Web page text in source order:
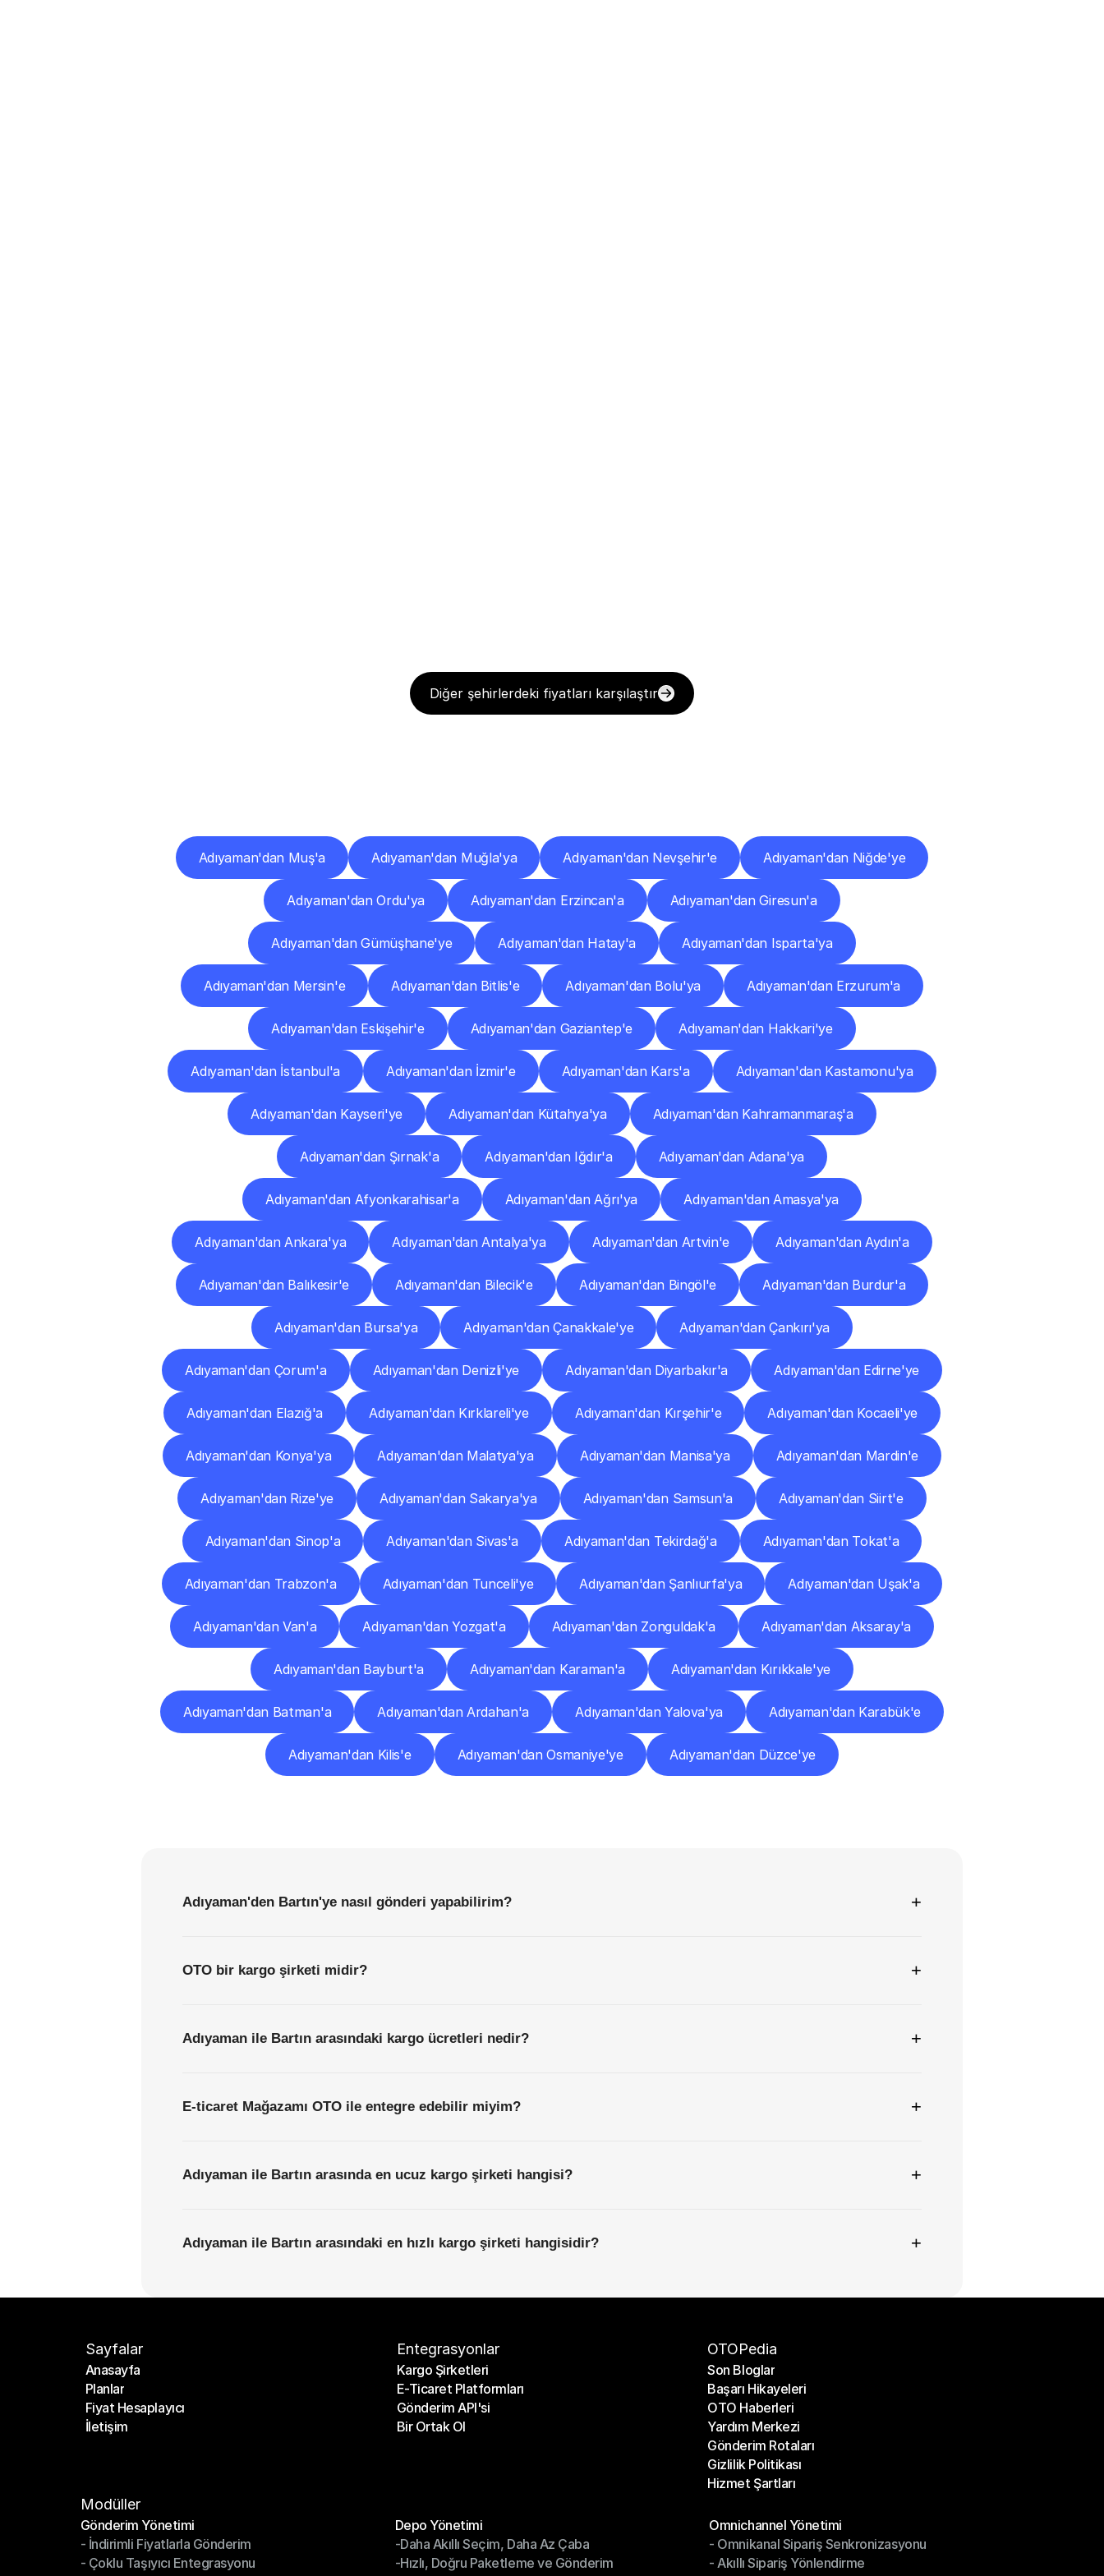
Diğer şehirlerdeki fiyatları karşılaştır
Adıyaman'dan Muş'a Adıyaman'dan Muğla'ya Adıyaman'dan Nevşehir'e Adıyaman'dan Niğde'ye
Adıyaman'dan Ordu'ya Adıyaman'dan Erzincan'a Adıyaman'dan Giresun'a
Adıyaman'dan Gümüşhane'ye Adıyaman'dan Hatay'a Adıyaman'dan Isparta'ya
Adıyaman'dan Mersin'e Adıyaman'dan Bitlis'e Adıyaman'dan Bolu'ya Adıyaman'dan Erzurum'a
Adıyaman'dan Eskişehir'e Adıyaman'dan Gaziantep'e Adıyaman'dan Hakkari'ye
Adıyaman'dan İstanbul'a Adıyaman'dan İzmir'e Adıyaman'dan Kars'a Adıyaman'dan Kastamonu'ya
Adıyaman'dan Kayseri'ye Adıyaman'dan Kütahya'ya Adıyaman'dan Kahramanmaraş'a
Adıyaman'dan Şırnak'a Adıyaman'dan Iğdır'a Adıyaman'dan Adana'ya
Adıyaman'dan Afyonkarahisar'a Adıyaman'dan Ağrı'ya Adıyaman'dan Amasya'ya
Adıyaman'dan Ankara'ya Adıyaman'dan Antalya'ya Adıyaman'dan Artvin'e Adıyaman'dan Aydın'a
Adıyaman'dan Balıkesir'e Adıyaman'dan Bilecik'e Adıyaman'dan Bingöl'e Adıyaman'dan Burdur'a
Adıyaman'dan Bursa'ya Adıyaman'dan Çanakkale'ye Adıyaman'dan Çankırı'ya
Adıyaman'dan Çorum'a Adıyaman'dan Denizli'ye Adıyaman'dan Diyarbakır'a Adıyaman'dan Edirne'ye
Adıyaman'dan Elazığ'a Adıyaman'dan Kırklareli'ye Adıyaman'dan Kırşehir'e Adıyaman'dan Kocaeli'ye
Adıyaman'dan Konya'ya Adıyaman'dan Malatya'ya Adıyaman'dan Manisa'ya Adıyaman'dan Mardin'e
Adıyaman'dan Rize'ye Adıyaman'dan Sakarya'ya Adıyaman'dan Samsun'a Adıyaman'dan Siirt'e
Adıyaman'dan Sinop'a Adıyaman'dan Sivas'a Adıyaman'dan Tekirdağ'a Adıyaman'dan Tokat'a
Adıyaman'dan Trabzon'a Adıyaman'dan Tunceli'ye Adıyaman'dan Şanlıurfa'ya Adıyaman'dan Uşak'a
Adıyaman'dan Van'a Adıyaman'dan Yozgat'a Adıyaman'dan Zonguldak'a Adıyaman'dan Aksaray'a
Adıyaman'dan Bayburt'a Adıyaman'dan Karaman'a Adıyaman'dan Kırıkkale'ye
Adıyaman'dan Batman'a Adıyaman'dan Ardahan'a Adıyaman'dan Yalova'ya Adıyaman'dan Karabük'e
Adıyaman'dan Kilis'e Adıyaman'dan Osmaniye'ye Adıyaman'dan Düzce'ye
Adıyaman'den Bartın'ye nasıl gönderi yapabilirim? +
OTO bir kargo şirketi midir? +
Adıyaman ile Bartın arasındaki kargo ücretleri nedir? +
E-ticaret Mağazamı OTO ile entegre edebilir miyim? +
Adıyaman ile Bartın arasında en ucuz kargo şirketi hangisi? +
Adıyaman ile Bartın arasındaki en hızlı kargo şirketi hangisidir? +
Sayfalar
Anasayfa
Anasayfa
Planlar
Planlar
Fiyat Hesaplayıcı
Fiyat Hesaplayıcı
İletişim
Entegrasyonlar
Kargo Şirketleri
Kargo Şirketleri
E-Ticaret Platformları
E-Ticaret Platformları
Gönderim API'si
Gönderim API'si
Bir Ortak Ol
OTOPedia
Son Bloglar
Son Bloglar
Başarı Hikayeleri
Başarı Hikayeleri
OTO Haberleri
OTO Haberleri
Yardım Merkezi
Yardım Merkezi
Gönderim Rotaları
Gönderim Rotaları
Gizlilik Politikası
Gizlilik Politikası
Hizmet Şartları
Modüller
Gönderim Yönetimi
Gönderim Yönetimi
- İndirimli Fiyatlarla Gönderim
- İndirimli Fiyatlarla Gönderim
- Çoklu Taşıyıcı Entegrasyonu
Depo Yönetimi
Depo Yönetimi
-Daha Akıllı Seçim, Daha Az Çaba
-Daha Akıllı Seçim, Daha Az Çaba
-Hızlı, Doğru Paketleme ve Gönderim
Omnichannel Yönetimi
Omnichannel Yönetimi
- Omnikanal Sipariş Senkronizasyonu
- Omnikanal Sipariş Senkronizasyonu
- Akıllı Sipariş Yönlendirme